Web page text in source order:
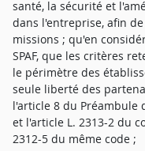
santé, la sécurité et
dans l'entreprise, afin
missions ; qu'en
SPAF, que les critères
le périmètre des
seule liberté des
l'article 8 du Préambule
et l'article L. 2313-2 du
2312-5 du même code ;